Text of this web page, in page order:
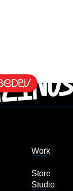
Work
Store
Studio